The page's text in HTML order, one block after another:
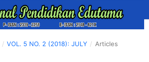
/ VOL. 5 NO. 2 (2018): JULY / Articles